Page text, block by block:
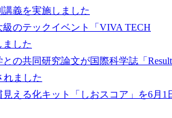
義を実施しました
級のテックイベント「VIVA TECH
ました
との共同研究論文が国際科学誌「
れました
見える化キット「しおスコア」を6月1